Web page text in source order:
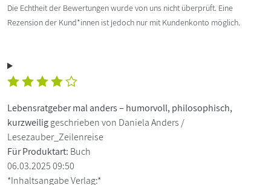
Die Echtheit der Bewertungen wurde von uns nicht überprüft. Eine
Rezension der Kund*innen ist jedoch nur mit Kundenkonto möglich.
Lebensratgeber mal anders – humorvoll, philosophisch,
kurzweiliggeschrieben von Daniela Anders /
Lesezauber_Zeilenreise
Für Produktart: Buch
06.03.2025 09:50
*Inhaltsangabe Verlag:*